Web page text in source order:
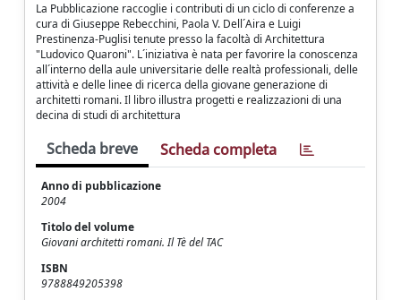
La Pubblicazione raccoglie i contributi di un ciclo di conferenze a
cura di Giuseppe Rebecchini, Paola V. Dell´Aira e Luigi
Prestinenza-Puglisi tenute presso la facoltà di Architettura
"Ludovico Quaroni". L´iniziativa è nata per favorire la conoscenza
all´interno della aule universitarie delle realtà professionali, delle
attività e delle linee di ricerca della giovane generazione di
architetti romani. Il libro illustra progetti e realizzazioni di una
decina di studi di architettura
Scheda breve Scheda completa
Anno di pubblicazione
2004
Titolo del volume
Giovani architetti romani. Il Tè del TAC
ISBN
9788849205398